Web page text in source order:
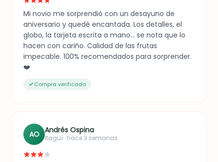
Mi novio me sorprendió con un desayuno de
aniversario y quedé encantada. Los detalles, el
globo, la tarjeta escrita a mano... se nota que lo
hacen con cariño. Calidad de las frutas
impecable. 100% recomendados para sorprender.
❤️
Compra verificada
AO Andrés Ospina
Itagüí · hace 3 semanas